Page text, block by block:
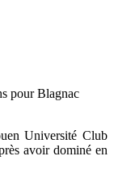
pour Blagnac
Université Club
avoir dominé en